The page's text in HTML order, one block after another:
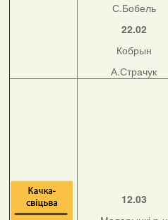
С.Бобель
22.02
Кобрын
А.Страчук
12.03